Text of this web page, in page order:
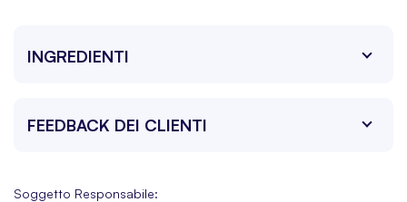
INGREDIENTI
FEEDBACK DEI CLIENTI
Soggetto Responsabile: